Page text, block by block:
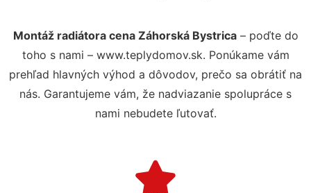
Montáž radiátora cena Záhorská Bystrica– poďte do
toho s nami – www.teplydomov.sk. Ponúkame vám
prehľad hlavných výhod a dôvodov, prečo sa obrátiť na
nás. Garantujeme vám, že nadviazanie spolupráce s
nami nebudete ľutovať.